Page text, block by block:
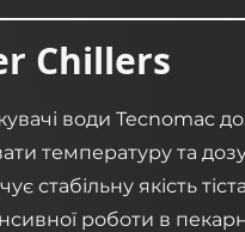
Chillers
води Tecnomac
температуру та
стабільну якість
роботи в